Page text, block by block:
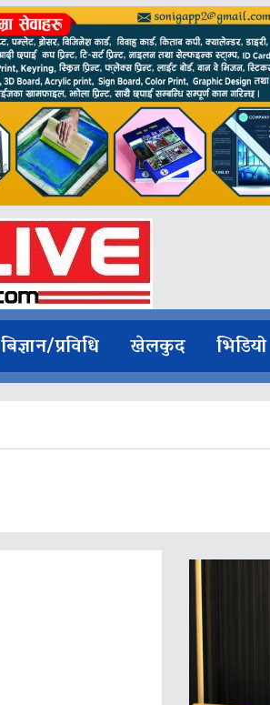
बिज्ञान/प्रविधि खेलकुद भिडियो